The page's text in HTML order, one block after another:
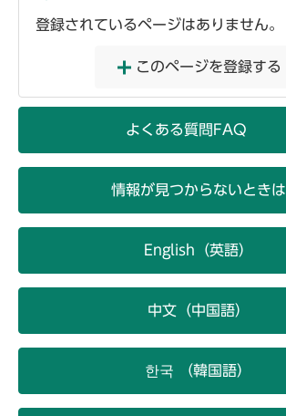
登録されているページはありません。
このページを登録する
よくある質問FAQ
情報が見つからないときは
English（英語）
中文（中国語）
한국 （韓国語）